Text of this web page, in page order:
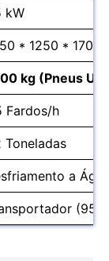
kW
* 1250 * 1700
kg (Pneus
Fardos/h
Toneladas
a